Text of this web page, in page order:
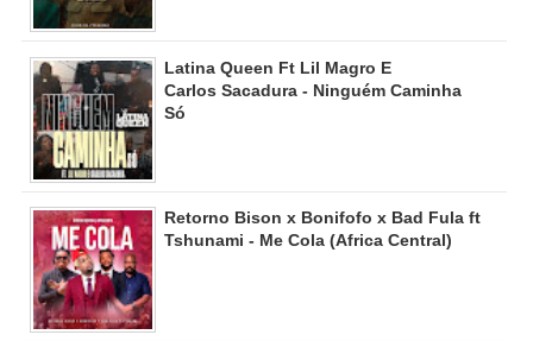
Latina Queen Ft Lil Magro E
Carlos Sacadura - Ninguém Caminha
Só
Retorno Bison x Bonifofo x Bad Fula ft
Tshunami - Me Cola (Africa Central)